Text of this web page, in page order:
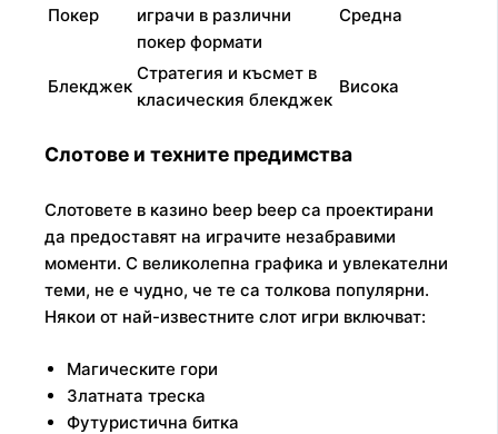
Покер
играчи в различни
покер формати
Средна
Блекджек
Стратегия и късмет в
класическия блекджек
Висока
Слотове и техните предимства
Слотовете в казино beep beep са проектирани
да предоставят на играчите незабравими
моменти. С великолепна графика и увлекателни
теми, не е чудно, че те са толкова популярни.
Някои от най-известните слот игри включват:
Магическите гори
Златната треска
Футуристична битка